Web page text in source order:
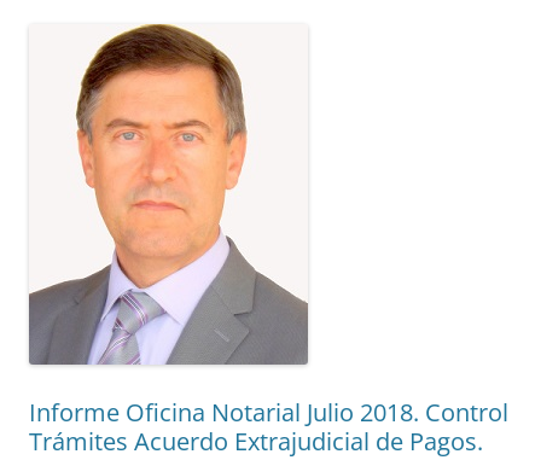
Informe Oficina Notarial Julio 2018. Control
Trámites Acuerdo Extrajudicial de Pagos.